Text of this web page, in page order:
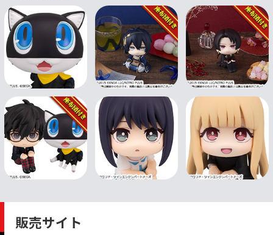
販売サイト